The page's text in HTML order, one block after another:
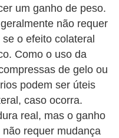
um ganho de peso.
não requer
o efeito colateral
Como o uso da
de gelo ou
podem ser úteis
caso ocorra.
real, mas o ganho
requer mudança